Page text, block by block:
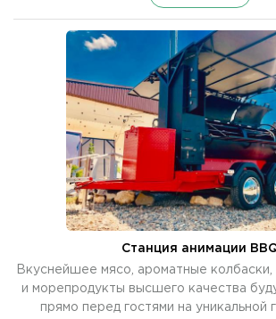
Станция анимации
Вкуснейшее мясо, ароматные
и морепродукты высшего качества
прямо перед гостями на уникальной